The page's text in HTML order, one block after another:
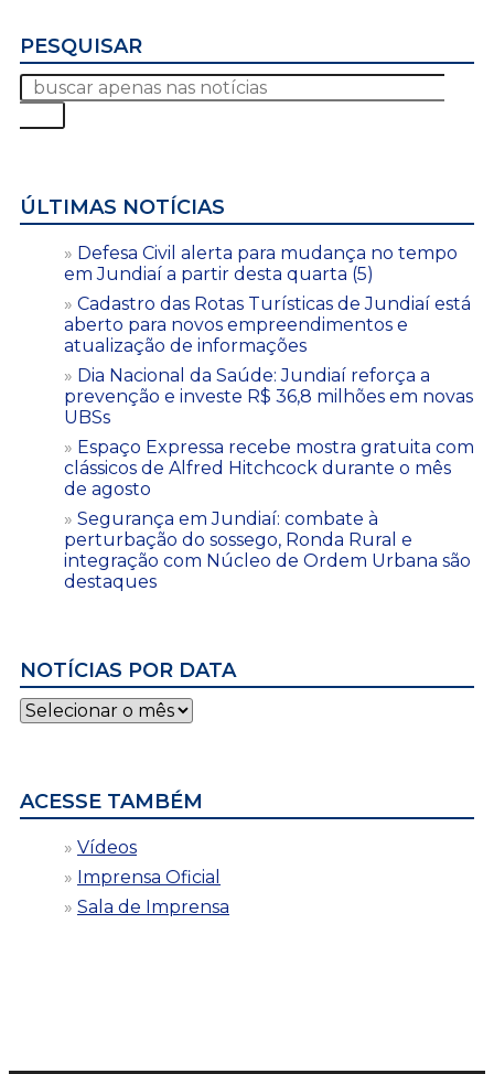
PESQUISAR
ÚLTIMAS NOTÍCIAS
Defesa Civil alerta para mudança no tempo
em Jundiaí a partir desta quarta (5)
Cadastro das Rotas Turísticas de Jundiaí está
aberto para novos empreendimentos e
atualização de informações
Dia Nacional da Saúde: Jundiaí reforça a
prevenção e investe R$ 36,8 milhões em novas
UBSs
Espaço Expressa recebe mostra gratuita com
clássicos de Alfred Hitchcock durante o mês
de agosto
Segurança em Jundiaí: combate à
perturbação do sossego, Ronda Rural e
integração com Núcleo de Ordem Urbana são
destaques
NOTÍCIAS POR DATA
Notícias
por
ACESSE TAMBÉM
Vídeos
Imprensa Oficial
Sala de Imprensa